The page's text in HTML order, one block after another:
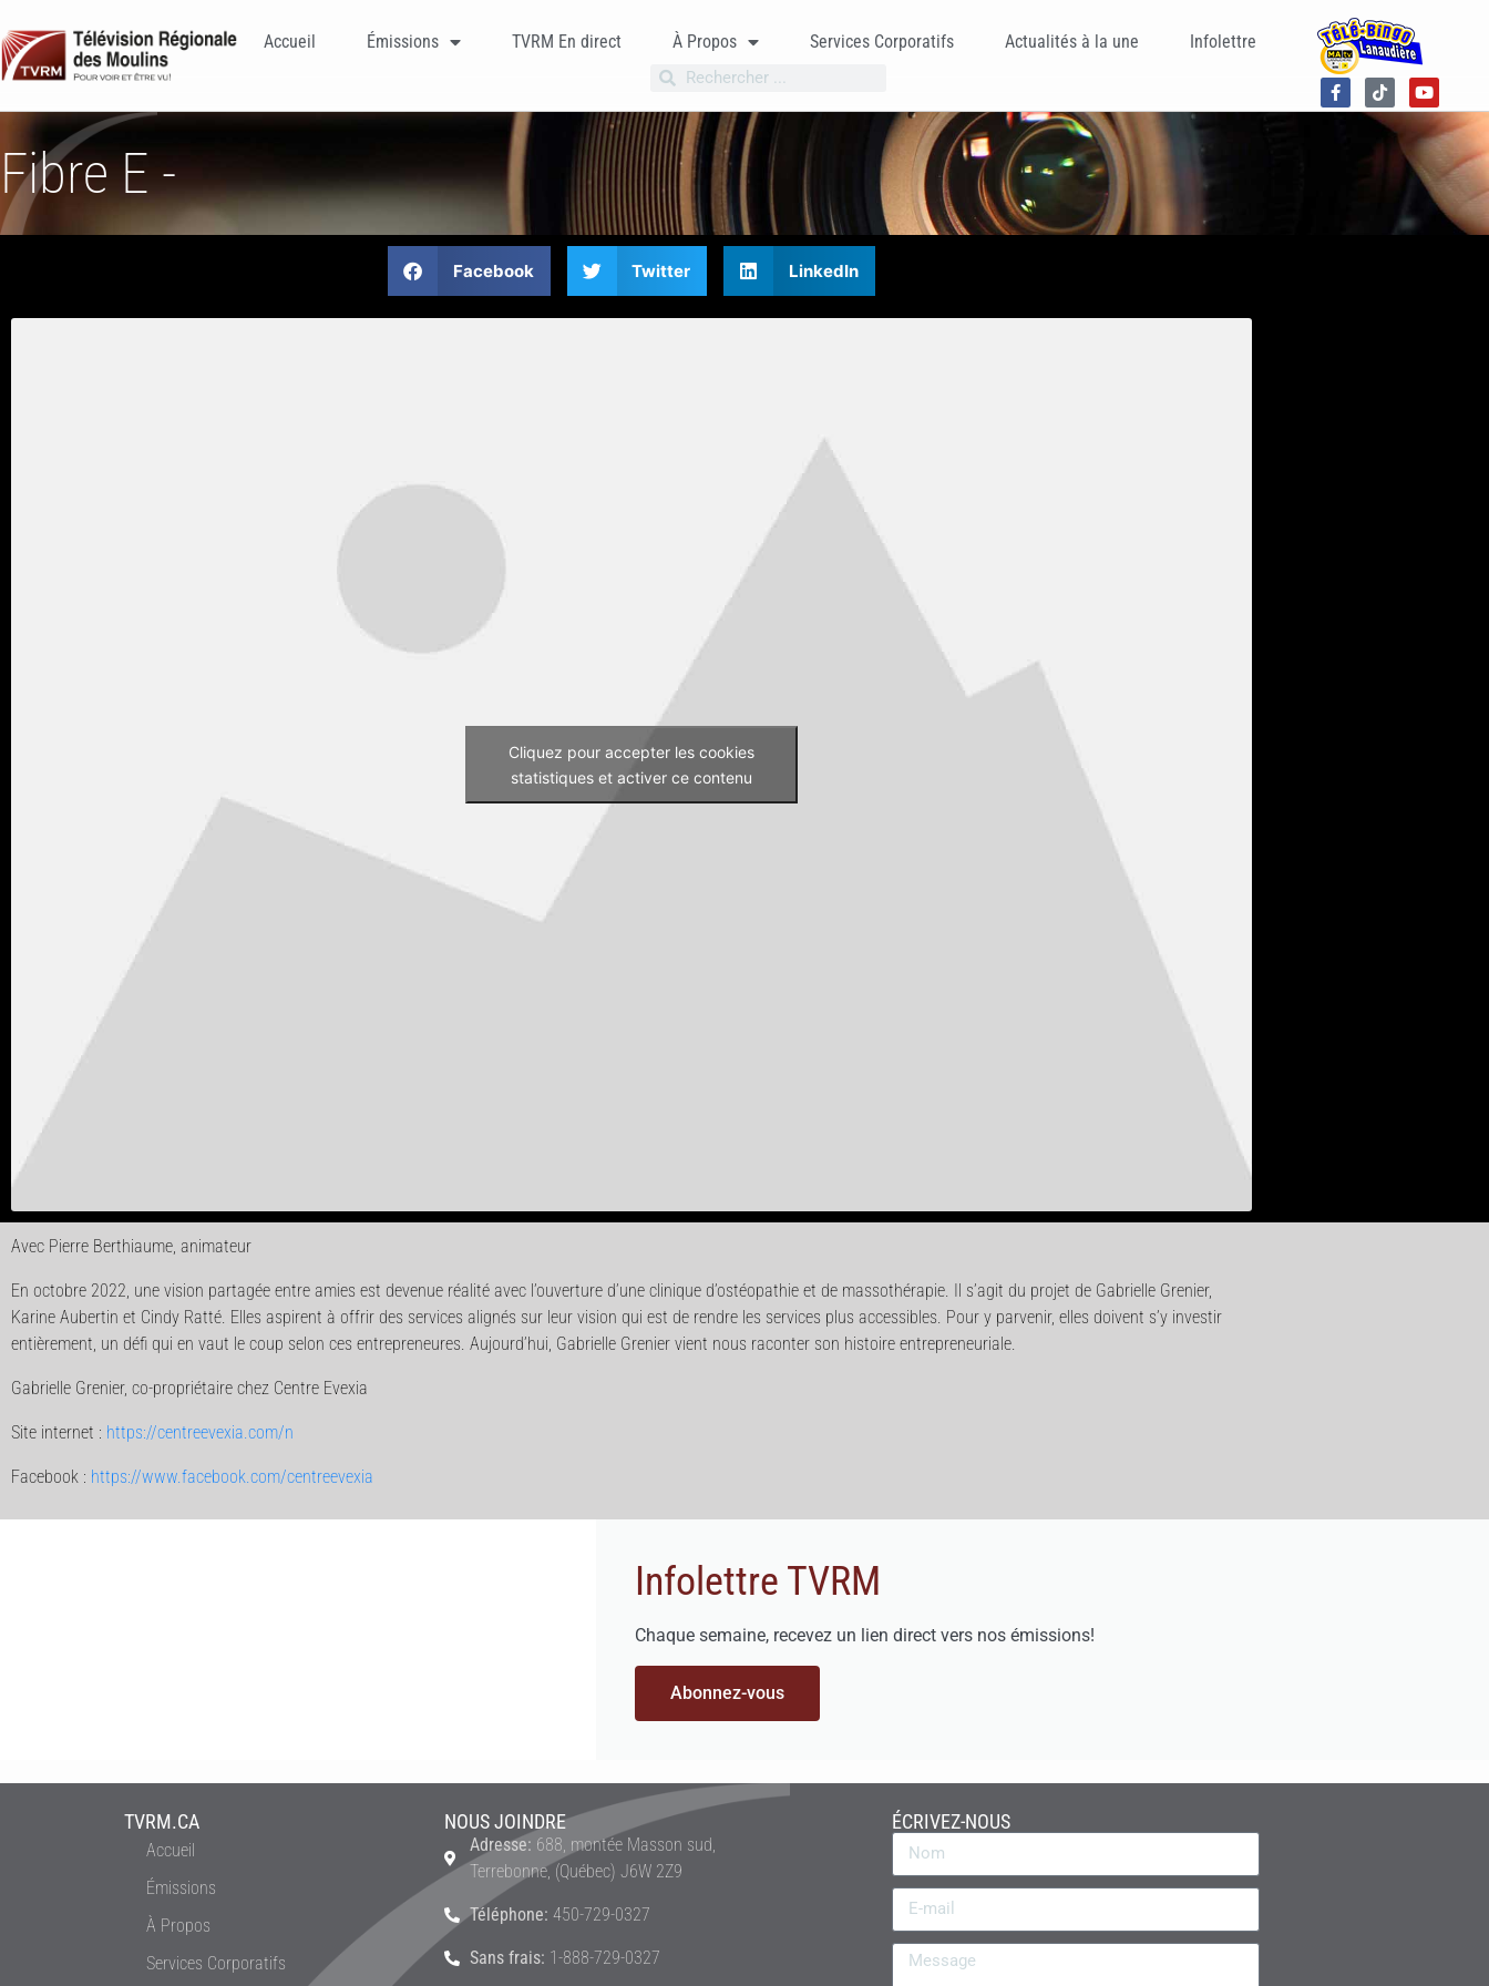
Accueil Émissions TVRM En direct À Propos Services Corporatifs Actualités à la une Infolettre
Fibre E -
Facebook Twitter LinkedIn
Cliquez pour accepter les cookies
statistiques et activer ce contenu
Avec Pierre Berthiaume, animateur
En octobre 2022, une vision partagée entre amies est devenue réalité avec l’ouverture d’une clinique d’ostéopathie et de massothérapie. Il s’agit du projet de Gabrielle Grenier,
Karine Aubertin et Cindy Ratté. Elles aspirent à offrir des services alignés sur leur vision qui est de rendre les services plus accessibles. Pour y parvenir, elles doivent s’y investir
entièrement, un défi qui en vaut le coup selon ces entrepreneures. Aujourd’hui, Gabrielle Grenier vient nous raconter son histoire entrepreneuriale.
Gabrielle Grenier, co-propriétaire chez Centre Evexia
Site internet : https://centreevexia.com/n
Facebook : https://www.facebook.com/centreevexia
Infolettre TVRM
Chaque semaine, recevez un lien direct vers nos émissions!
Abonnez-vous
TVRM.CA
Accueil
Émissions
À Propos
Services Corporatifs
NOUS JOINDRE
Adresse: 688, montée Masson sud,
Terrebonne, (Québec) J6W 2Z9
Téléphone: 450-729-0327
Sans frais: 1-888-729-0327
ÉCRIVEZ-NOUS